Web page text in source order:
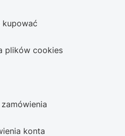
kupować
plików cookies
konta